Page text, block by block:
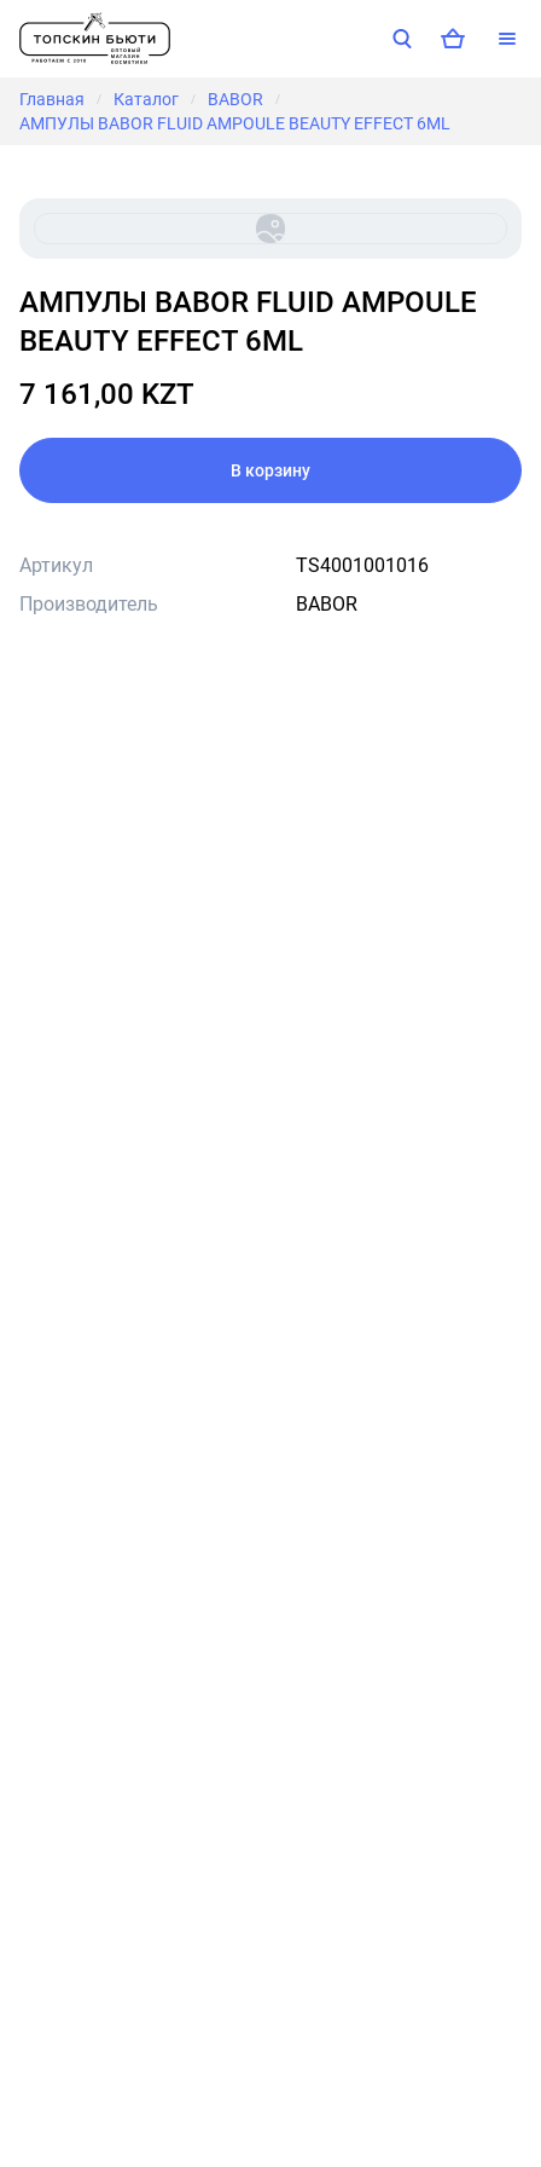
Главная / Каталог / BABOR /
АМПУЛЫ BABOR FLUID AMPOULE BEAUTY EFFECT 6ML
АМПУЛЫ BABOR FLUID AMPOULE
BEAUTY EFFECT 6ML
7 161,00 KZT
В корзину
Артикул
TS4001001016
Производитель
BABOR